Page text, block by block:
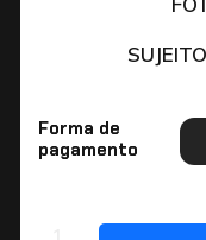
Forma de
pagamento